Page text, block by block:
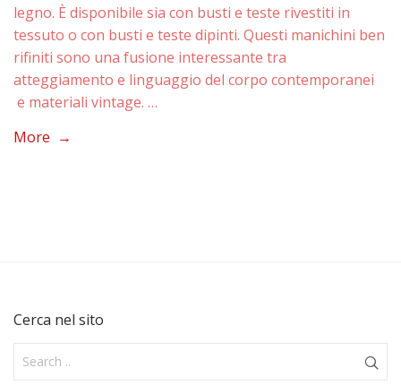
legno. È disponibile sia con busti e teste rivestiti in
tessuto o con busti e teste dipinti. Questi manichini ben
rifiniti sono una fusione interessante tra
atteggiamento e linguaggio del corpo contemporanei
e materiali vintage. …
More →
Cerca nel sito